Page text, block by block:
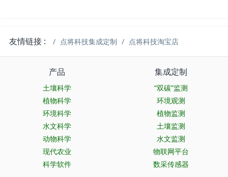
友情链接 : 点将科技集成定制 点将科技淘宝店
产品
土壤科学
植物科学
环境科学
水文科学
动物科学
现代农业
科学软件
集成定制
“双碳”监测
环境观测
植物监测
土壤监测
水文监测
物联网平台
数采传感器